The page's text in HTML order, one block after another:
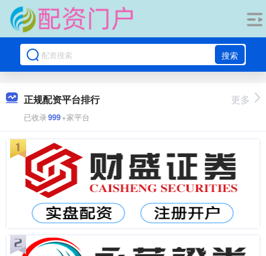
搜索
正规配资平台排行
已收录999+家平台
更多